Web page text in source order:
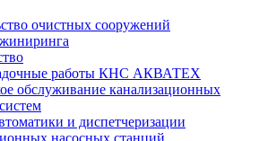
очистных сооружений
работы КНС АКВАТЕХ
обслуживание канализационных
и диспетчеризации
насосных станций